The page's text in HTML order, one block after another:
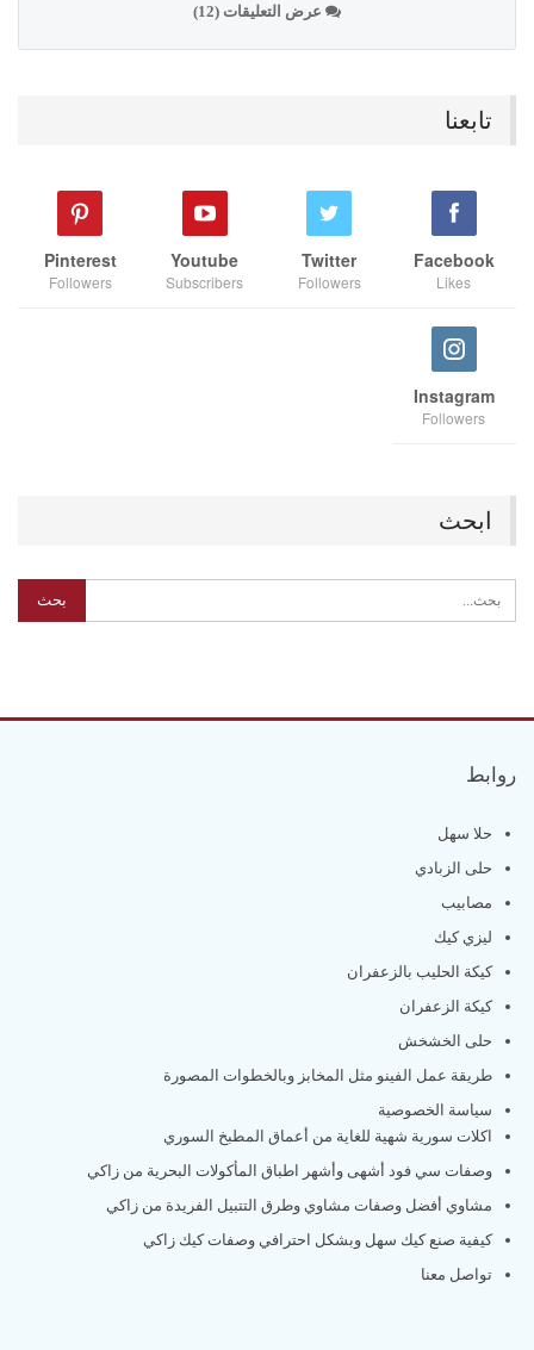
عرض التعليقات (12)
تابعنا
Facebook
Likes
Twitter
Followers
Youtube
Subscribers
Pinterest
Followers
Instagram
Followers
ابحث
روابط
حلا سهل
حلى الزبادي
مصابيب
ليزي كيك
كيكة الحليب بالزعفران
كيكة الزعفران
حلى الخشخش
طريقة عمل الفينو مثل المخابز وبالخطوات المصورة
سياسة الخصوصية
اكلات سورية شهية للغاية من أعماق المطبخ السوري
وصفات سي فود أشهى وأشهر اطباق المأكولات البحرية من زاكي
مشاوي أفضل وصفات مشاوي وطرق التتبيل الفريدة من زاكي
كيفية صنع كيك سهل وبشكل احترافي وصفات كيك زاكي
تواصل معنا